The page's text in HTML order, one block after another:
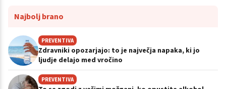
Najbolj brano
PREVENTIVA
Zdravniki opozarjajo: to je največja napaka, ki jo
ljudje delajo med vročino
PREVENTIVA